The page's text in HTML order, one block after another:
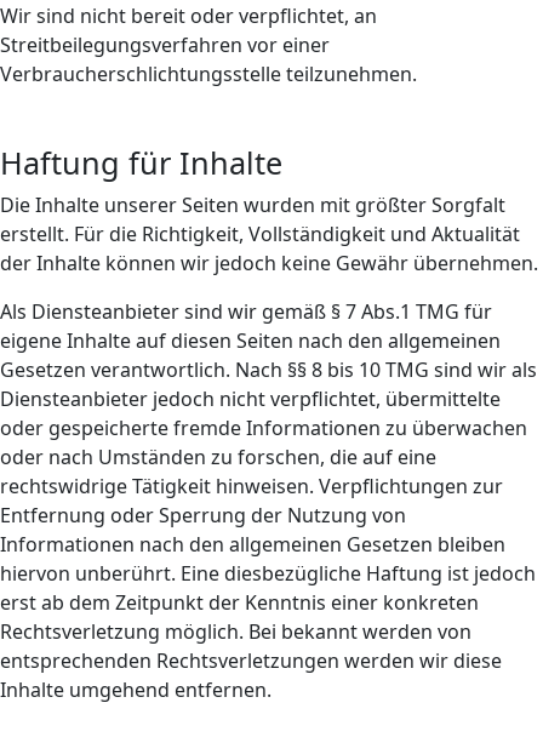
Wir sind nicht bereit oder verpflichtet, an
Streitbeilegungsverfahren vor einer
Verbraucherschlichtungsstelle teilzunehmen.
Haftung für Inhalte
Die Inhalte unserer Seiten wurden mit größter Sorgfalt
erstellt. Für die Richtigkeit, Vollständigkeit und Aktualität
der Inhalte können wir jedoch keine Gewähr übernehmen.
Als Diensteanbieter sind wir gemäß § 7 Abs.1 TMG für
eigene Inhalte auf diesen Seiten nach den allgemeinen
Gesetzen verantwortlich. Nach §§ 8 bis 10 TMG sind wir als
Diensteanbieter jedoch nicht verpflichtet, übermittelte
oder gespeicherte fremde Informationen zu überwachen
oder nach Umständen zu forschen, die auf eine
rechtswidrige Tätigkeit hinweisen. Verpflichtungen zur
Entfernung oder Sperrung der Nutzung von
Informationen nach den allgemeinen Gesetzen bleiben
hiervon unberührt. Eine diesbezügliche Haftung ist jedoch
erst ab dem Zeitpunkt der Kenntnis einer konkreten
Rechtsverletzung möglich. Bei bekannt werden von
entsprechenden Rechtsverletzungen werden wir diese
Inhalte umgehend entfernen.